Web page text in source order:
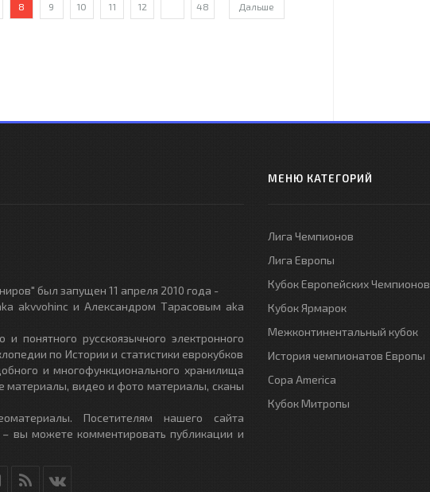
8 9 10 11 12 48 Дальше
был запущен 11 апреля 2010 года -
akvvohinc и Александром Тарасовым aka
понятного русскоязычного электронного
по Истории и статистики еврокубков
и многофункционального хранилища
материалы, видео и фото материалы, сканы
Посетителям нашего сайта
вы можете комментировать публикации и
МЕНЮ КАТЕГОРИЙ
Лига Чемпионов
Лига Европы
Кубок Европейских Чемпионов
Кубок Ярмарок
Межконтинентальный кубок
История чемпионатов Европы
Copa America
Кубок Митропы